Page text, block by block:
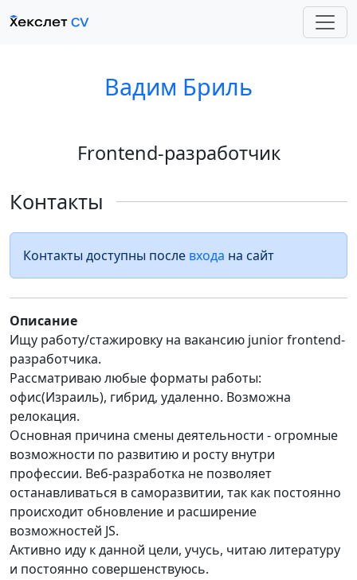
Вадим Бриль
Frontend-разработчик
Контакты
Контакты доступны после входа на сайт
Описание
Ищу работу/стажировку на вакансию junior frontend-
разработчика.
Рассматриваю любые форматы работы:
офис(Израиль), гибрид, удаленно. Возможна
релокация.
Основная причина смены деятельности - огромные
возможности по развитию и росту внутри
профессии. Веб-разработка не позволяет
останавливаться в саморазвитии, так как постоянно
происходит обновление и расширение
возможностей JS.
Активно иду к данной цели, учусь, читаю литературу
и постоянно совершенствуюсь.